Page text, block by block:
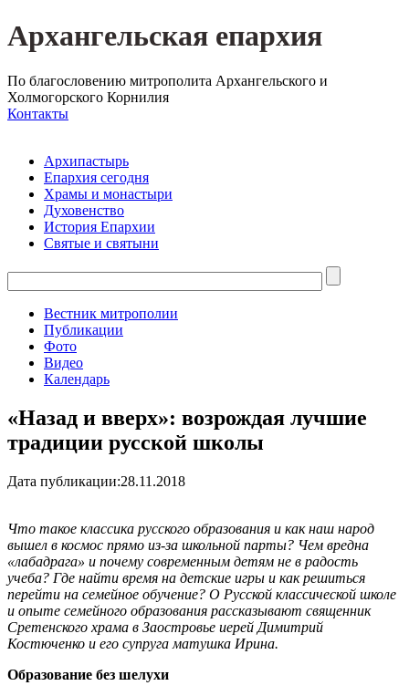
Архангельская епархия
По благословению митрополита Архангельского и
Холмогорского Корнилия
Контакты
Архипастырь
Епархия сегодня
Храмы и монастыри
Духовенство
История Епархии
Святые и святыни
Вестник митрополии
Публикации
Фото
Видео
Календарь
«Назад и вверх»: возрождая лучшие
традиции русской школы
Дата публикации:28.11.2018
Что такое классика русского образования и как наш народ
вышел в космос прямо из-за школьной парты? Чем вредна
«лабадрага» и почему современным детям не в радость
учеба? Где найти время на детские игры и как решиться
перейти на семейное обучение? О Русской классической школе
и опыте семейного образования рассказывают священник
Сретенского храма в Заостровье иерей Димитрий
Костюченко и его супруга матушка Ирина.
Образование без шелухи